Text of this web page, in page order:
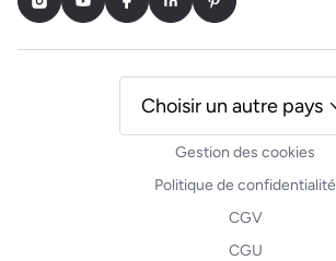
InstagramYoutubeFacebookLinkedInPinterest
Gestion des cookies
Politique de confidentialité
CGV
CGU
Choisir un autre pays